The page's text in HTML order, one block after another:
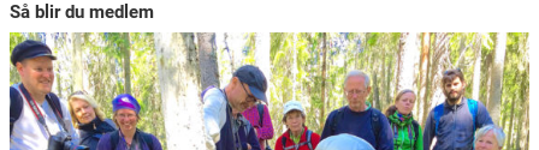
Så blir du medlem